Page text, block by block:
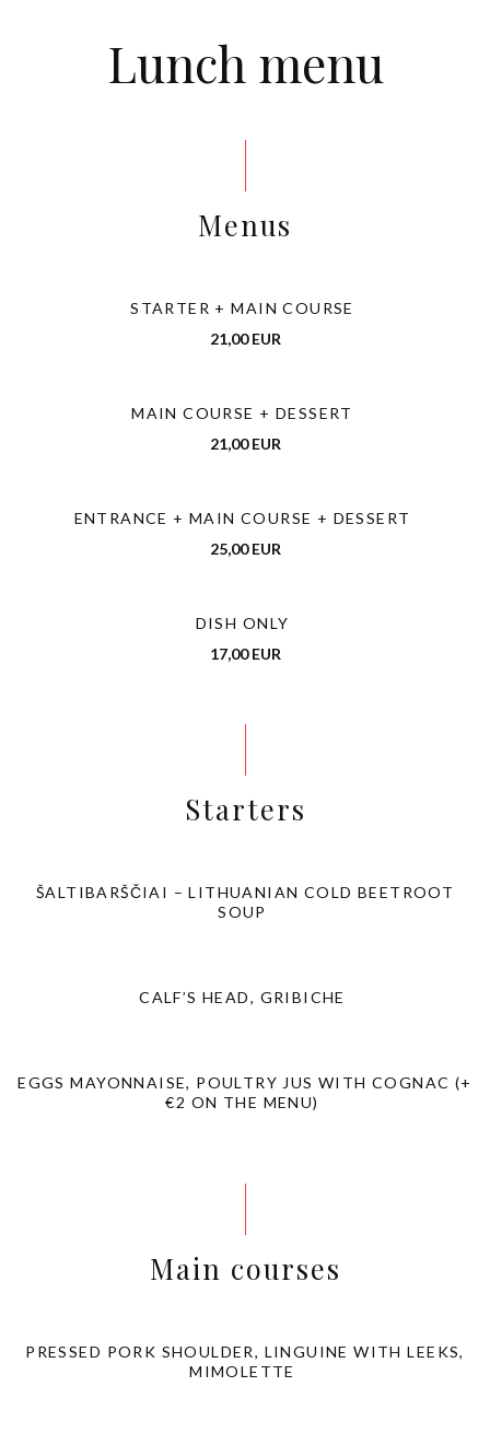
Lunch menu
Menus
STARTER + MAIN COURSE
21,00 EUR
MAIN COURSE + DESSERT
21,00 EUR
ENTRANCE + MAIN COURSE + DESSERT
25,00 EUR
DISH ONLY
17,00 EUR
Starters
ŠALTIBARŠČIAI – LITHUANIAN COLD BEETROOT
SOUP
CALF’S HEAD, GRIBICHE
EGGS MAYONNAISE, POULTRY JUS WITH COGNAC (+
€2 ON THE MENU)
Main courses
PRESSED PORK SHOULDER, LINGUINE WITH LEEKS,
MIMOLETTE